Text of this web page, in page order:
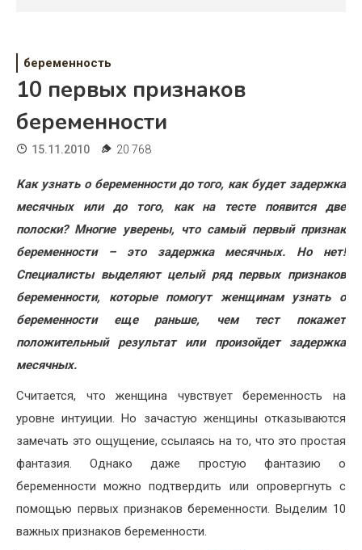
Свадьба
Дом
Жизнь
Хобби
Красота
Недвижимость
беременность
10 первых признаков
беременности
15.11.2010 20 768
Как узнать о беременности до того, как будет задержка
месячных или до того, как на тесте появится две
полоски? Многие уверены, что самый первый признак
беременности – это задержка месячных. Но нет!
Специалисты выделяют целый ряд первых признаков
беременности, которые помогут женщинам узнать о
беременности еще раньше, чем тест покажет
положительный результат или произойдет задержка
месячных.
Считается, что женщина чувствует беременность на
уровне интуиции. Но зачастую женщины отказываются
замечать это ощущение, ссылаясь на то, что это простая
фантазия. Однако даже простую фантазию о
беременности можно подтвердить или опровергнуть с
помощью первых признаков беременности. Выделим 10
важных признаков беременности.